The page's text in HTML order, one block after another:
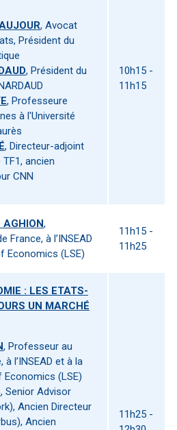
, Avocat
Président du
, Président du
, Professeure
à l'Université
, Directeur-adjoint
ancien
CNN
10h15 -
11h15
,
France, à l’INSEAD
Economics (LSE)
11h15 -
11h25
: LES ETATS-
UN MARCHÉ
, Professeur au
l’INSEAD et à la
(LSE)
, Senior Advisor
Ancien Directeur
Ancien
11h25 -